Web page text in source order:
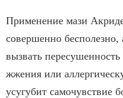
Применение мази
совершенно бесполезно,
вызвать
жжения или
усугубит самочувствие